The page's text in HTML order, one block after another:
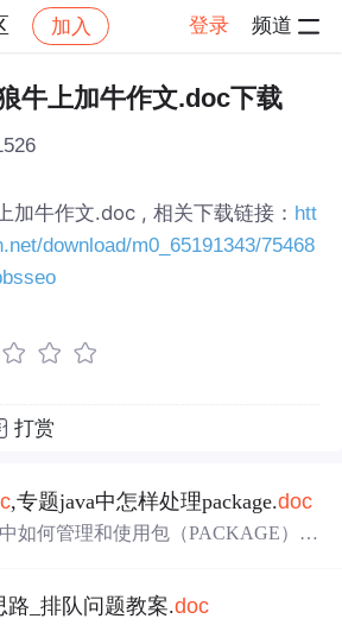
加入 登录 频道
赏专区 帖子详情
牛上加牛作文.doc下载
加牛作文.doc , 相关下载链接： htt
download/m0_65191343/75468
打赏
,专题java中怎样处理package.doc
如何管理和使用包（PACKAGE），
解了如何创建可执行的JAR包，并提
路_排队问题教案.doc